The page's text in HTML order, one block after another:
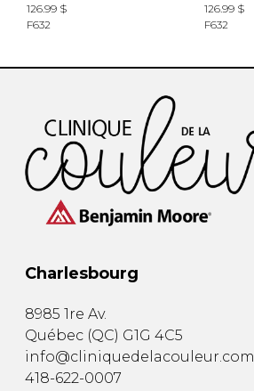
126.99 $
F632
126.99 $
F632
Charlesbourg
8985 1re Av.
Québec (QC) G1G 4C5
info@cliniquedelacouleur.com
418-622-0007